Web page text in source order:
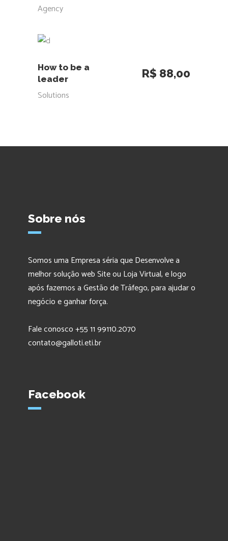
Agency
ADICIONAR AO CARRINHO
How to be a
leader
R$ 88,00
Solutions
Sobre nós
Somos uma Empresa séria que Desenvolve a
melhor solução web Site ou Loja Virtual, e logo
após fazemos a Gestão de Tráfego, para ajudar o
negócio e ganhar força.
Fale conosco +55 11 99110.2070
contato@galloti.eti.br
Facebook